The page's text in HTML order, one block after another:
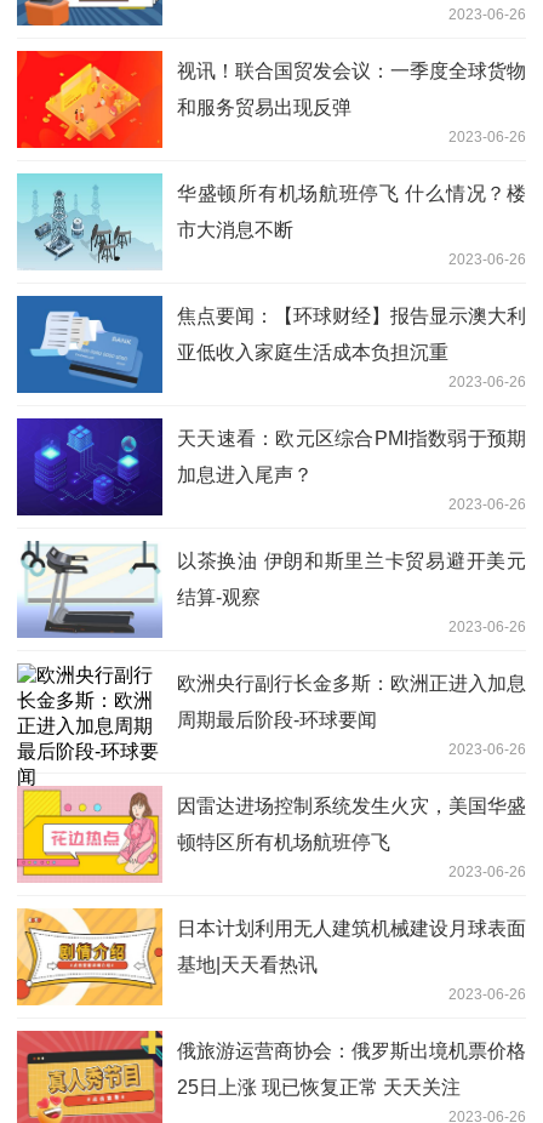
2023-06-26
视讯！联合国贸发会议：一季度全球货物
和服务贸易出现反弹
2023-06-26
华盛顿所有机场航班停飞 什么情况？楼
市大消息不断
2023-06-26
焦点要闻：【环球财经】报告显示澳大利
亚低收入家庭生活成本负担沉重
2023-06-26
天天速看：欧元区综合PMI指数弱于预期
加息进入尾声？
2023-06-26
以茶换油 伊朗和斯里兰卡贸易避开美元
结算-观察
2023-06-26
欧洲央行副行长金多斯：欧洲正进入加息
周期最后阶段-环球要闻
2023-06-26
因雷达进场控制系统发生火灾，美国华盛
顿特区所有机场航班停飞
2023-06-26
日本计划利用无人建筑机械建设月球表面
基地|天天看热讯
2023-06-26
俄旅游运营商协会：俄罗斯出境机票价格
25日上涨 现已恢复正常 天天关注
2023-06-26